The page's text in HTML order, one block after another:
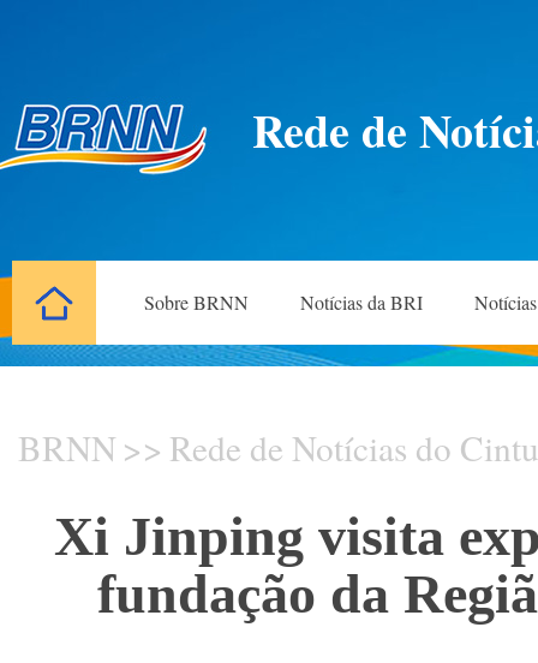
Rede de
Sobre BRNN Notícias da BRI
BRNN >> Rede de Notícias do
Xi Jinping visita
fundação da